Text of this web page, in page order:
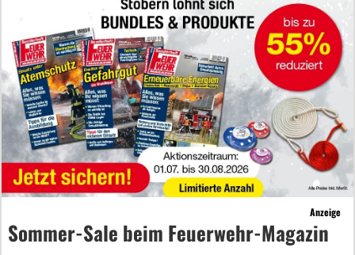
Anzeige
Sommer-Sale beim Feuerwehr-Magazin